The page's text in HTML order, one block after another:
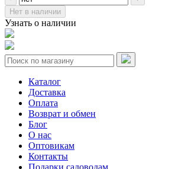
Нет в наличии
Узнать о наличии
Каталог
Доставка
Оплата
Возврат и обмен
Блог
О нас
Оптовикам
Контакты
Подарки садоводам